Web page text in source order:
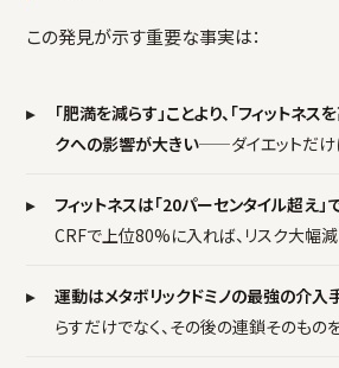
この発見が示す重要な事実は：
▸
「肥満を減らす」ことより、「フィットネ
クへの影響が大きい——ダイエットだけ
▸ フィットネスは「20パーセンタイル超え」
CRFで上位80%に入れば、リスク大幅減
▸ 運動はメタボリックドミノの最強の介入
らすだけでなく、その後の連鎖そのもの